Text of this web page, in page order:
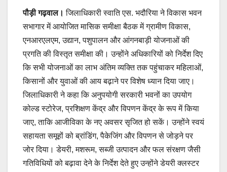
पौड़ी गढ़वाल।जिलाधिकारी स्वाति एस. भदौरिया ने विकास भवन
सभागार में आयोजित मासिक समीक्षा बैठक में ग्रामीण विकास,
एनआरएलएम, उद्यान, पशुपालन और आंगनबाड़ी योजनाओं की
प्रगति की विस्तृत समीक्षा की। उन्होंने अधिकारियों को निर्देश दिए
कि सभी योजनाओं का लाभ अंतिम व्यक्ति तक पहुंचाकर महिलाओं,
किसानों और युवाओं की आय बढ़ाने पर विशेष ध्यान दिया जाए।
जिलाधिकारी ने कहा कि अनुपयोगी सरकारी भवनों का उपयोग
कोल्ड स्टोरेज, प्रशिक्षण केंद्र और विपणन केंद्र के रूप में किया
जाए, ताकि आजीविका के नए अवसर सृजित हो सकें। उन्होंने स्वयं
सहायता समूहों को ब्रांडिंग, पैकेजिंग और विपणन से जोड़ने पर
जोर दिया। डेयरी, मशरूम, सब्जी उत्पादन और फल संरक्षण जैसी
गतिविधियों को बढ़ावा देने के निर्देश देते हुए उन्होंने डेयरी क्लस्टर